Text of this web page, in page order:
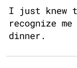
I just knew
recognize
dinner.